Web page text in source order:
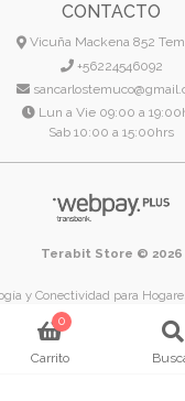
CONTACTO
Vicuña Mackena 852
+56224546092
Lun a Vie 09:00 a
Sab 10:00 a 15:00hrs
Terabit Store © 2026
y Conectividad para
Temuco - Región de La
0
Carrito